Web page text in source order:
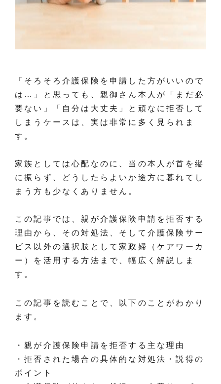
「そろそろ介護保険を申請した方がいいので
は…」と思っても、親御さん本人が「まだ必
要ない」「自分は大丈夫」と頑なに拒否して
しまうケースは、実は非常に多く見られま
す。
家族としては心配なのに、当の本人が首を縦
に振らず、どうしたらよいか途方に暮れてし
まう方も少なくありません。
この記事では、親が介護保険申請を拒否する
理由から、その対処法、そして介護保険サー
ビス以外の選択肢として家政婦（ケアワーカ
ー）を活用する方法まで、幅広く解説しま
す。
この記事を読むことで、以下のことがわかり
ます。
・親が介護保険申請を拒否する主な理由
・拒否された場合の具体的な対処法・説得の
ポイント